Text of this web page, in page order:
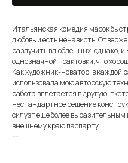
Итальянская комедия масок
любовь и есть ненависть.
разлучить влюбленных, однако,
однозначной трактовки, что
Как художник-новатор, в каждой
использовала мою авторскую
работа вплетается в другую,
нестандартное решение
силуэт еще более
внешнему краю паспарту
-----